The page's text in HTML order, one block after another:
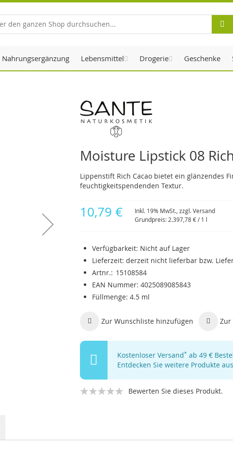
Suche
Nahrungsergänzung Lebensmittel Drogerie Geschenke
Moisture Lipstick 08
Lippenstift Rich Cacao bietet ein glänzendes
feuchtigkeitspendenden Textur.
10,79 € Inkl. 19% MwSt., zzgl.Versand
Grundpreis: 2.397,78 €/ 1 l
Verfügbarkeit: Nicht auf Lager
Lieferzeit: derzeit nicht lieferbar bzw.
Artnr.
15108584
EAN Nummer 4025089085843
Füllmenge 4.5 ml
Zur Wunschliste hinzufügen Zur
Kostenloser Versand* ab 49 €
Entdecken Sie weitere Produkte
Bewerten Sie dieses Produkt.